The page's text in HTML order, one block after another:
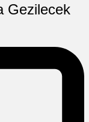
Gezilecek